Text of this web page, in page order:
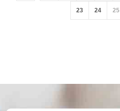
23 24 25